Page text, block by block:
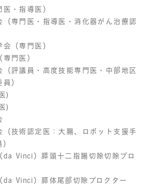
・指導医）
（専門医・指導医・消化器がん治療認
（専門医）
門医）
（評議員・高度技能専門医・中部地区
）
)
)
（技術認定医：大腸、ロボット支援手
da Vinci）膵頭十二指腸切除切除プロ
da Vinci）膵体尾部切除プロクター